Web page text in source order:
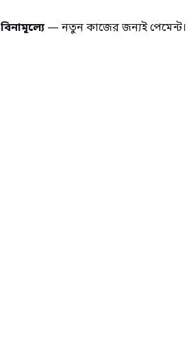
বিনামূল্যে — নতুন কাজের জন্যই পেমেন্ট।